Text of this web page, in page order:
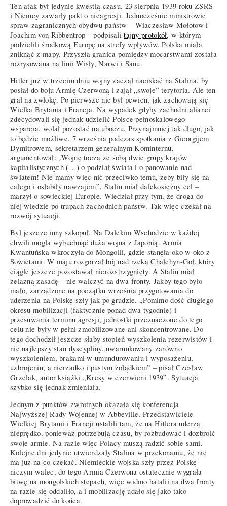
Ten atak był jedynie kwestią czasu. 23 sierpnia 1939 roku ZSRS
i Niemcy zawarły pakt o nieagresji. Jednocześnie ministrowie
spraw zagranicznych obydwu państw – Wiaczesław Mołotow i
Joachim von Ribbentrop – podpisalitajny protokół, w którym
podzielili środkową Europę na strefy wpływów. Polska miała
zniknąć z mapy. Przyszła granica pomiędzy mocarstwami została
rozrysowana na linii Wisły, Narwi i Sanu.
Hitler już w trzecim dniu wojny zaczął naciskać na Stalina, by
posłał do boju Armię Czerwoną i zajął „swoje” terytoria. Ale ten
grał na zwłokę. Po pierwsze nie był pewien, jak zachowają się
Wielka Brytania i Francja. Na wypadek gdyby zachodni alianci
zdecydowali się jednak udzielić Polsce pełnoskalowego
wsparcia, wolał pozostać na uboczu. Przynajmniej tak długo, jak
to będzie możliwe. 7 września podczas spotkania z Gieorgijem
Dymitrowem, sekretarzem generalnym Kominternu,
argumentował: „Wojnę toczą ze sobą dwie grupy krajów
kapitalistycznych (…) o podział świata i o panowanie nad
światem! Nie mamy więc nic przeciwko temu, żeby biły się na
całego i osłabiły nawzajem”. Stalin miał dalekosiężny cel –
marzył o sowieckiej Europie. Wiedział przy tym, że droga do
niej wiedzie po trupach zachodnich państw. Tak więc czekał na
rozwój sytuacji.
Był jeszcze inny szkopuł. Na Dalekim Wschodzie w każdej
chwili mogła wybuchnąć duża wojna z Japonią. Armia
Kwantuńska wkroczyła do Mongolii, gdzie stanęła oko w oko z
Sowietami. W maju rozgorzał bój nad rzeką Chałchyn-Goł, który
ciągle jeszcze pozostawał nierozstrzygnięty. A Stalin miał
żelazną zasadę – nie walczyć na dwa fronty. Jakby tego było
mało, zarządzone na początku września przygotowania do
uderzenia na Polskę szły jak po grudzie. „Pomimo dość długiego
okresu mobilizacji (faktycznie ponad dwa tygodnie) i
przesuwania terminu agresji, jednostki przeznaczone do tego
celu nie były w pełni zmobilizowane ani skoncentrowane. Do
tego dochodził jeszcze słaby stopień wyszkolenia rezerwistów i
nie najlepszy stan dyscypliny, uwarunkowany zarówno
wyszkoleniem, brakami w umundurowaniu i wyposażeniu,
uzbrojeniu, a nierzadko i pustym żołądkiem” – pisał Czesław
Grzelak, autor książki „Kresy w czerwieni 1939”. Sytuacja
szybko się jednak zmieniała.
Jednym z punktów zwrotnych okazała się konferencja
Najwyższej Rady Wojennej w Abbeville. Przedstawiciele
Wielkiej Brytanii i Francji ustalili tam, że na Hitlera uderzą
nieprędko, ponieważ potrzebują czasu, by rozbudować i dozbroić
swoje armie. Na razie więc Polacy muszą radzić sobie sami.
Kolejne dni jedynie utwierdzały Stalina w przekonaniu, że nie
ma już na co czekać. Niemieckie wojska szły przez Polskę
niczym walec, do tego Armia Czerwona ostatecznie wygrała
bitwę na mongolskich stepach, więc widmo batalii na dwa fronty
na razie się oddaliło, a i mobilizację udało się jako tako
doprowadzić do końca.